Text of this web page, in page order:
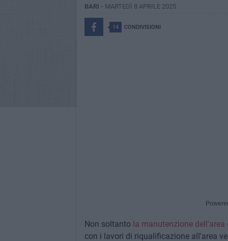
BARI - MARTEDÌ 8 APRILE 2025
14 CONDIVISIONI
Non soltanto la manutenzione
con i lavori di riqualificazione all'area